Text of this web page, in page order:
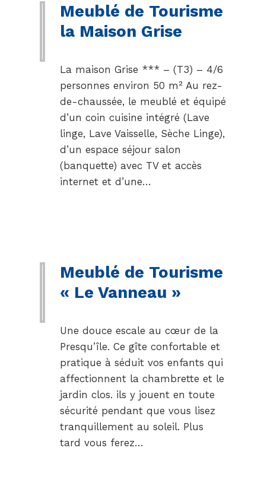
Meublé de Tourisme
la Maison Grise
La maison Grise *** – (T3) – 4/6
personnes environ 50 m² Au rez-
de-chaussée, le meublé et équipé
d’un coin cuisine intégré (Lave
linge, Lave Vaisselle, Sèche Linge),
d’un espace séjour salon
(banquette) avec TV et accès
internet et d’une…
Meublé de Tourisme
« Le Vanneau »
Une douce escale au cœur de la
Presqu’île. Ce gîte confortable et
pratique à séduit vos enfants qui
affectionnent la chambrette et le
jardin clos. ils y jouent en toute
sécurité pendant que vous lisez
tranquillement au soleil. Plus
tard vous ferez…